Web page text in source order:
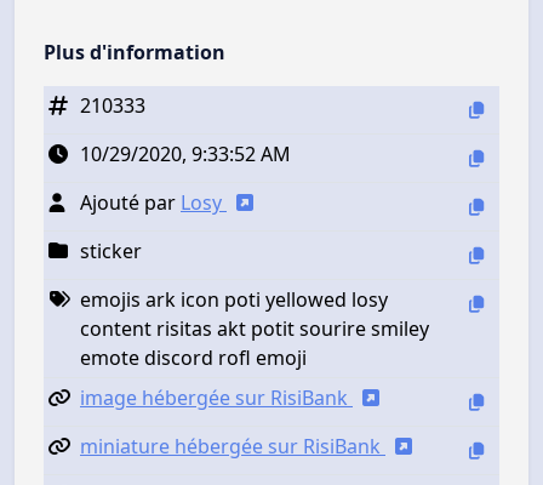
Plus d'information
210333
10/29/2020, 9:33:52 AM
Ajouté par Losy
sticker
emojis ark icon poti yellowed losy
content risitas akt potit sourire smiley
emote discord rofl emoji
image hébergée sur RisiBank
miniature hébergée sur RisiBank